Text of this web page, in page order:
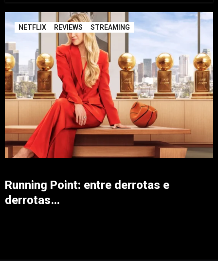
NETFLIX REVIEWS STREAMING
Running Point: entre derrotas e
derrotas…